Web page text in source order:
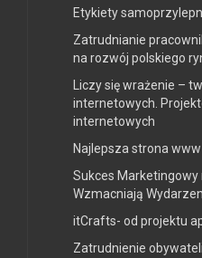
Etykiety
Zatrudnianie
na rozwój polskiego
Liczy się wrażenie –
internetowych.
internetowych
Najlepsza strona www
Sukces Marketingowy
Wzmacniają
itCrafts- od projektu
Zatrudnienie